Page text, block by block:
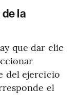
la
que dar clic
del ejercicio
el